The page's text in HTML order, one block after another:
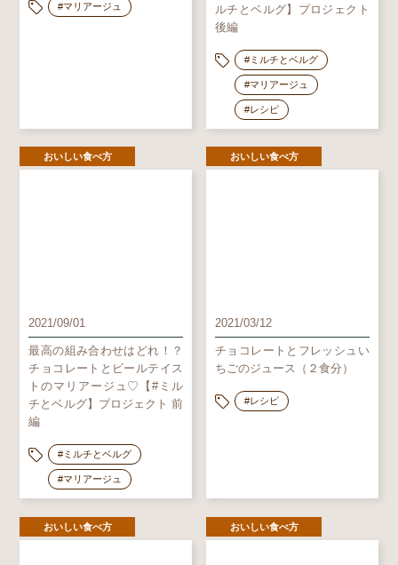
#マリアージュ
ルチとベルグ】プロジェクト
後編
#ミルチとベルグ
#マリアージュ
#レシピ
おいしい食べ方
2021/09/01
最高の組み合わせはどれ！？
チョコレートとビールテイス
トのマリアージュ♡【#ミル
チとベルグ】プロジェクト 前
編
#ミルチとベルグ
#マリアージュ
おいしい食べ方
2021/03/12
チョコレートとフレッシュい
ちごのジュース（２食分）
#レシピ
おいしい食べ方 おいしい食べ方